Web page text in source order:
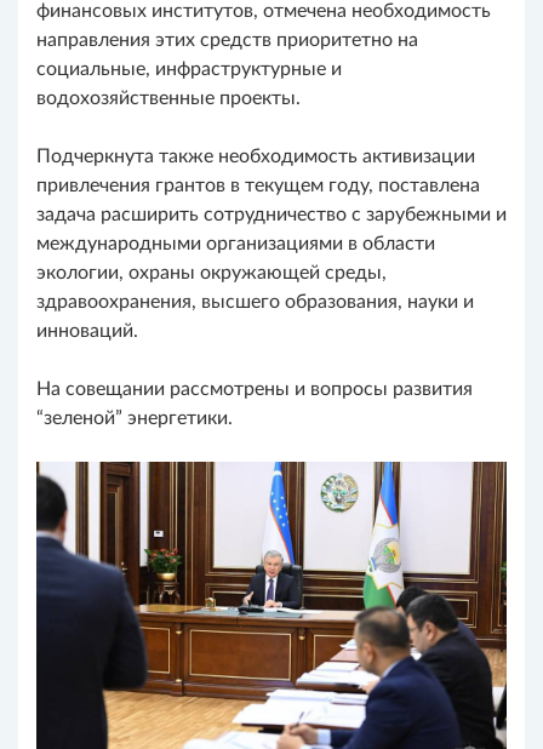
финансовых институтов, отмечена необходимость
направления этих средств приоритетно на
социальные, инфраструктурные и
водохозяйственные проекты.
Подчеркнута также необходимость активизации
привлечения грантов в текущем году, поставлена
задача расширить сотрудничество с зарубежными и
международными организациями в области
экологии, охраны окружающей среды,
здравоохранения, высшего образования, науки и
инноваций.
На совещании рассмотрены и вопросы развития
“зеленой” энергетики.